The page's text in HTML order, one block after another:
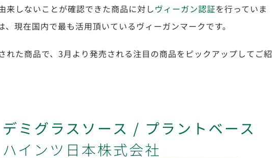
来しないことが確認できた商品に対しヴィーガン認証を行っていま
現在国内で最も活用頂いているヴィーガンマークです。
れた商品で、3月より発売される注目の商品をピックアップしてご紹
ミグラスソース / プラントベース
ハインツ日本株式会社